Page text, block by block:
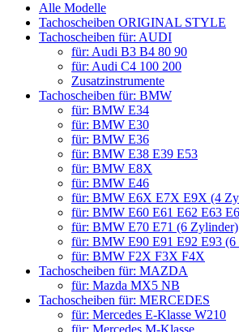
Alle Modelle
Tachoscheiben ORIGINAL STYLE
Tachoscheiben für: AUDI
für: Audi B3 B4 80 90
für: Audi C4 100 200
Zusatzinstrumente
Tachoscheiben für: BMW
für: BMW E34
für: BMW E30
für: BMW E36
für: BMW E38 E39 E53
für: BMW E8X
für: BMW E46
für: BMW E6X E7X E9X (4
für: BMW E60 E61 E62 E63
für: BMW E70 E71 (6 Zylinder)
für: BMW E90 E91 E92 E93
für: BMW F2X F3X F4X
Tachoscheiben für: MAZDA
für: Mazda MX5 NB
Tachoscheiben für: MERCEDES
für: Mercedes E-Klasse W210